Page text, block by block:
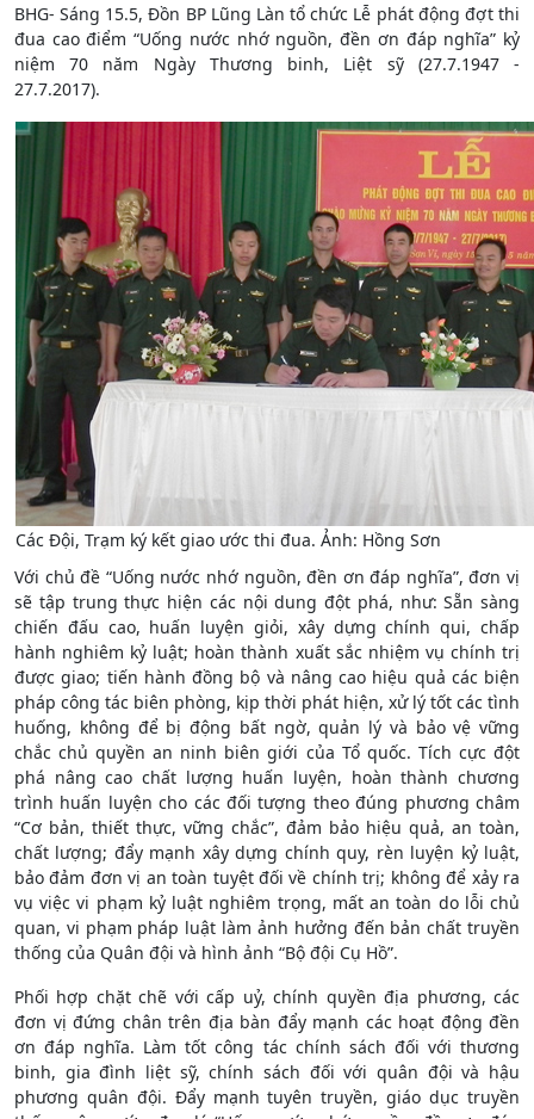
BHG- Sáng 15.5, Đồn BP Lũng Làn tổ chức Lễ phát động đợt thi
đua cao điểm “Uống nước nhớ nguồn, đền ơn đáp nghĩa” kỷ
niệm 70 năm Ngày Thương binh, Liệt sỹ (27.7.1947 -
27.7.2017).
Các Đội, Trạm ký kết giao ước thi đua. Ảnh: Hồng Sơn
Với chủ đề “Uống nước nhớ nguồn, đền ơn đáp nghĩa”, đơn vị
sẽ tập trung thực hiện các nội dung đột phá, như: Sẵn sàng
chiến đấu cao, huấn luyện giỏi, xây dựng chính qui, chấp
hành nghiêm kỷ luật; hoàn thành xuất sắc nhiệm vụ chính trị
được giao; tiến hành đồng bộ và nâng cao hiệu quả các biện
pháp công tác biên phòng, kịp thời phát hiện, xử lý tốt các tình
huống, không để bị động bất ngờ, quản lý và bảo vệ vững
chắc chủ quyền an ninh biên giới của Tổ quốc. Tích cực đột
phá nâng cao chất lượng huấn luyện, hoàn thành chương
trình huấn luyện cho các đối tượng theo đúng phương châm
“Cơ bản, thiết thực, vững chắc”, đảm bảo hiệu quả, an toàn,
chất lượng; đẩy mạnh xây dựng chính quy, rèn luyện kỷ luật,
bảo đảm đơn vị an toàn tuyệt đối về chính trị; không để xảy ra
vụ việc vi phạm kỷ luật nghiêm trọng, mất an toàn do lỗi chủ
quan, vi phạm pháp luật làm ảnh hưởng đến bản chất truyền
thống của Quân đội và hình ảnh “Bộ đội Cụ Hồ”.
Phối hợp chặt chẽ với cấp uỷ, chính quyền địa phương, các
đơn vị đứng chân trên địa bàn đẩy mạnh các hoạt động đền
ơn đáp nghĩa. Làm tốt công tác chính sách đối với thương
binh, gia đình liệt sỹ, chính sách đối với quân đội và hậu
phương quân đội. Đẩy mạnh tuyên truyền, giáo dục truyền